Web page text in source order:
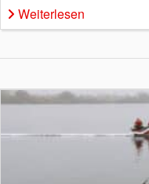
Weiterlesen